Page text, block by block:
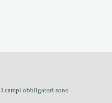
I campi obbligatori sono